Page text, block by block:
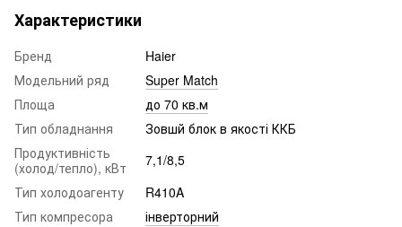
Характеристики
Бренд
Haier
Модельний ряд
Super Match
Площа
до 70 кв.м
Тип обладнання
Зовшй блок в якості ККБ
Продуктивність
(холод/тепло), кВт
7,1/8,5
Тип холодоагенту
R410A
Тип компресора
інверторний